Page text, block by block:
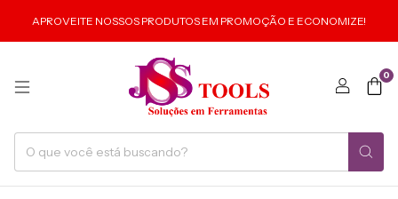
APROVEITE NOSSOS PRODUTOS EM PROMOÇÃO E ECONOMIZE!
0